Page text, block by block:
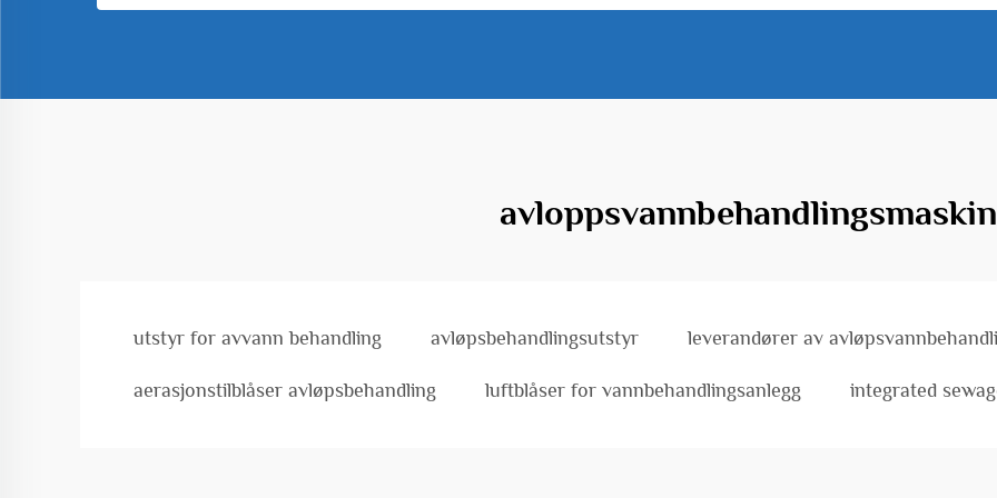
avloppsvannbehandlingsmaskin
utstyr for avvann behandling avløpsbehandlingsutstyr leverandører av
aerasjonstilblåser avløpsbehandling luftblåser for vannbehandlingsanlegg integrated